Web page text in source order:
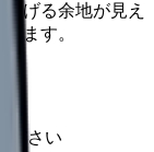
げる余地が見え
ます。
ださい